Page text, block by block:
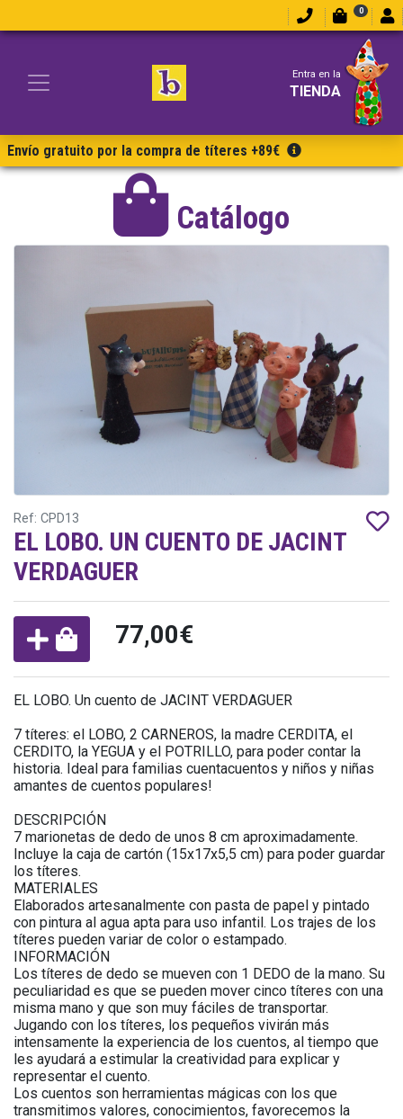
0
Entra en la
TIENDA
Envío gratuito por la compra de títeres +89€
Catálogo
Ref: CPD13
EL LOBO. UN CUENTO DE JACINT
VERDAGUER
77,00€
EL LOBO. Un cuento de JACINT VERDAGUER
7 títeres: el LOBO, 2 CARNEROS, la madre CERDITA, el
CERDITO, la YEGUA y el POTRILLO, para poder contar la
historia. Ideal para familias cuentacuentos y niños y niñas
amantes de cuentos populares!
DESCRIPCIÓN
7 marionetas de dedo de unos 8 cm aproximadamente.
Incluye la caja de cartón (15x17x5,5 cm) para poder guardar
los títeres.
MATERIALES
Elaborados artesanalmente con pasta de papel y pintado
con pintura al agua apta para uso infantil. Los trajes de los
títeres pueden variar de color o estampado.
INFORMACIÓN
Los títeres de dedo se mueven con 1 DEDO de la mano. Su
peculiaridad es que se pueden mover cinco títeres con una
misma mano y que son muy fáciles de transportar.
Jugando con los títeres, los pequeños vivirán más
intensamente la experiencia de los cuentos, al tiempo que
les ayudará a estimular la creatividad para explicar y
representar el cuento.
Los cuentos son herramientas mágicas con los que
transmitimos valores, conocimientos, favorecemos la